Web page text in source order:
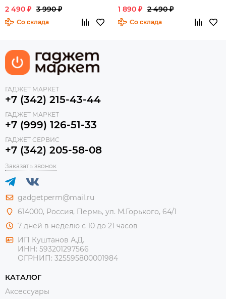
2 490 ₽ 3 990 ₽
Со склада
1 890 ₽ 2 490 ₽
Со склада
ГАДЖЕТ МАРКЕТ
+7 (342) 215-43-44
ГАДЖЕТ МАРКЕТ
+7 (999) 126-51-33
ГАДЖЕТ СЕРВИС
+7 (342) 205-58-08
Заказать звонок
gadgetperm@mail.ru
614000, Россия, Пермь, ул. М.Горького, 64/1
7 дней в неделю с 10 до 21 часов
ИП Куштанов А.Д.
ИНН: 593201297566
ОГРНИП: 325595800001984
КАТАЛОГ
Аксессуары